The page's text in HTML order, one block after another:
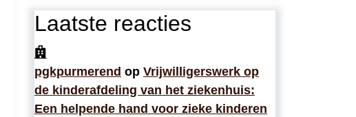
Laatste reacties
pgkpurmerend op Vrijwilligerswerk op
de kinderafdeling van het ziekenhuis:
Een helpende hand voor zieke kinderen